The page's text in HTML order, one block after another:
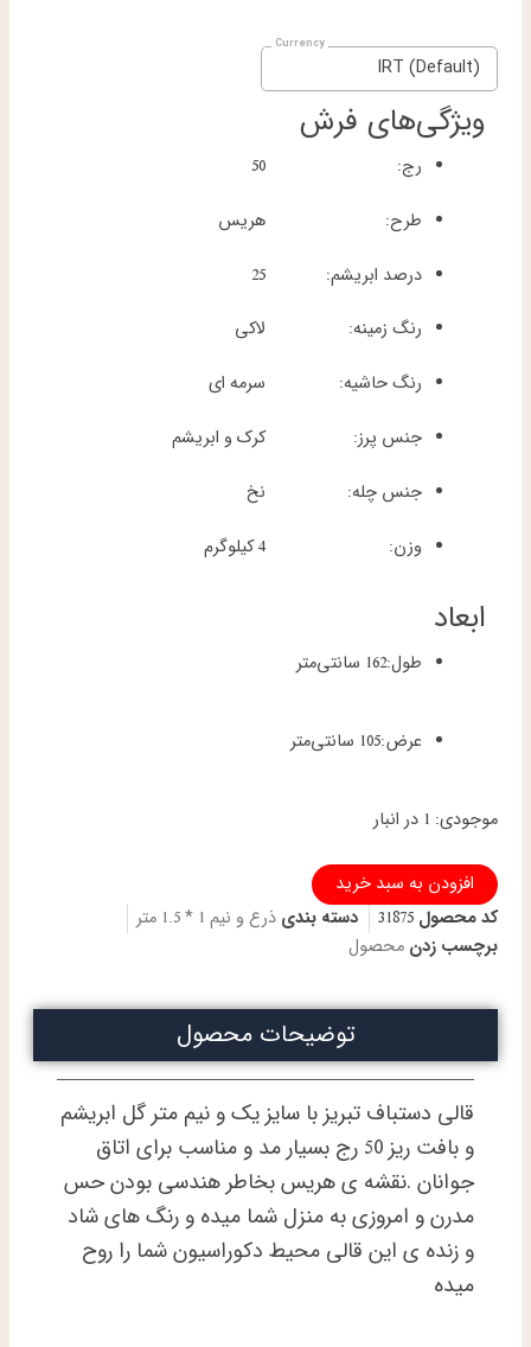
IRT (Default)
ویژگی‌های فرش
رج:
50
طرح:
هریس
درصد ابریشم:
25
رنگ زمینه:
لاکی
رنگ حاشیه:
سرمه ای
جنس پرز:
کرک و ابریشم
جنس چله:
نخ
وزن:
4 کیلوگرم
ابعاد
طول:162 سانتی‌متر
عرض:105 سانتی‌متر
موجودی: 1 در انبار
ذرع
نیم
دستباف
تبریز
هریس
ابریشم
خاص
عدد
افزودن به سبد خرید
کد محصول 31875 دسته بندی ذرع و نیم 1 * 1.5 متر
برچسب زدن محصول
توضیحات محصول
قالی دستباف تبریز با سایز یک و نیم متر گل ابریشم
و بافت ریز 50 رج بسیار مد و مناسب برای اتاق
جوانان .نقشه ی هریس بخاطر هندسی بودن حس
مدرن و امروزی به منزل شما میده و رنگ های شاد
و زنده ی این قالی محیط دکوراسیون شما را روح
میده